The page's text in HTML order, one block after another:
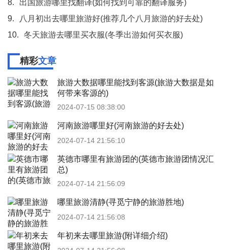
8.
出国旅游哪里找翻译(如何找到可靠的翻译服务)
9.
八月初出去哪里旅游好(推荐几个八月旅游的好去处)
10.
冬天旅游去哪里买衣服(冬季出游如何买衣服)
精彩文章
旅游大数据哪里能找到客源(旅游大数据是如
何带来客源的)
2024-07-15 08:38:00
河南旅游哪里好(河南旅游的好去处)
2024-07-14 21:56:10
英德市哪里有旅游团的(英德市旅游团情况汇
总)
2024-07-14 21:56:09
哪里旅游清静(寻觅宁静的旅游胜地)
2024-07-14 21:56:08
年初来去哪里旅游(附详细介绍)